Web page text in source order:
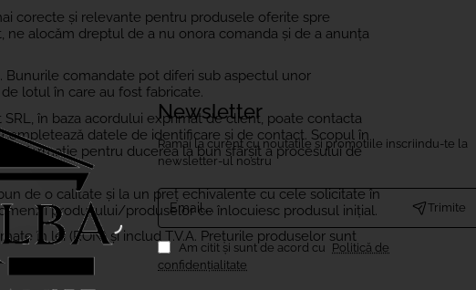
Newsletter
Ramai la curent cu noutatile si promotiile inscriindu-te la
newsletter-ul nostru
Email....
Trimite
Am citit şi sunt de acord cu Politică de
confidențialitate
corecte și relevante pentru produsele oferite spre
alocăm dreptul de a nu onora comanda și de a anunța
comandate pot diferi sub aspectul unor
lotul în care au fost fabricate.
în baza acordului exprimat de client, poate contacta
datele de identificare și de contact. Scopul în
informație pentru ducerea la bun sfârșit a procesului de
de o calitate și la un preț echivalente cu cele solicitate în
produsului/produselor ce înlocuiesc produsul inițial.
în lei (RON) și includ T.V.A. Prețurile produselor sunt